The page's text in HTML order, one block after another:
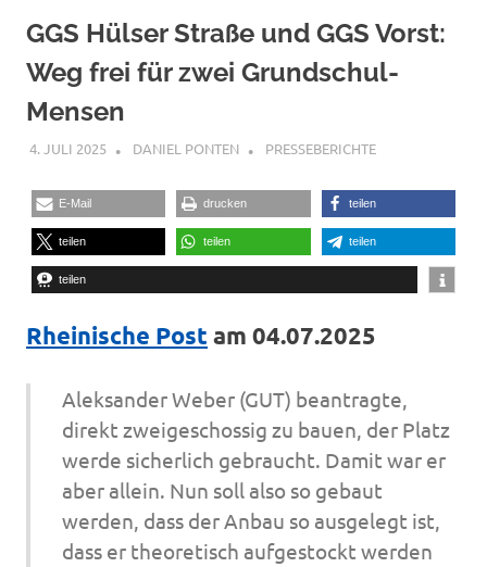
GGS Hülser Straße und GGS Vorst:
Weg frei für zwei Grundschul-
Mensen
4. JULI 2025 DANIEL PONTEN PRESSEBERICHTE
E-Mail drucken teilen
teilen teilen teilen
teilen
Rheinische Post am 04.07.2025
Aleksander Weber (GUT) beantragte,
direkt zweigeschossig zu bauen, der Platz
werde sicherlich gebraucht. Damit war er
aber allein. Nun soll also so gebaut
werden, dass der Anbau so ausgelegt ist,
dass er theoretisch aufgestockt werden